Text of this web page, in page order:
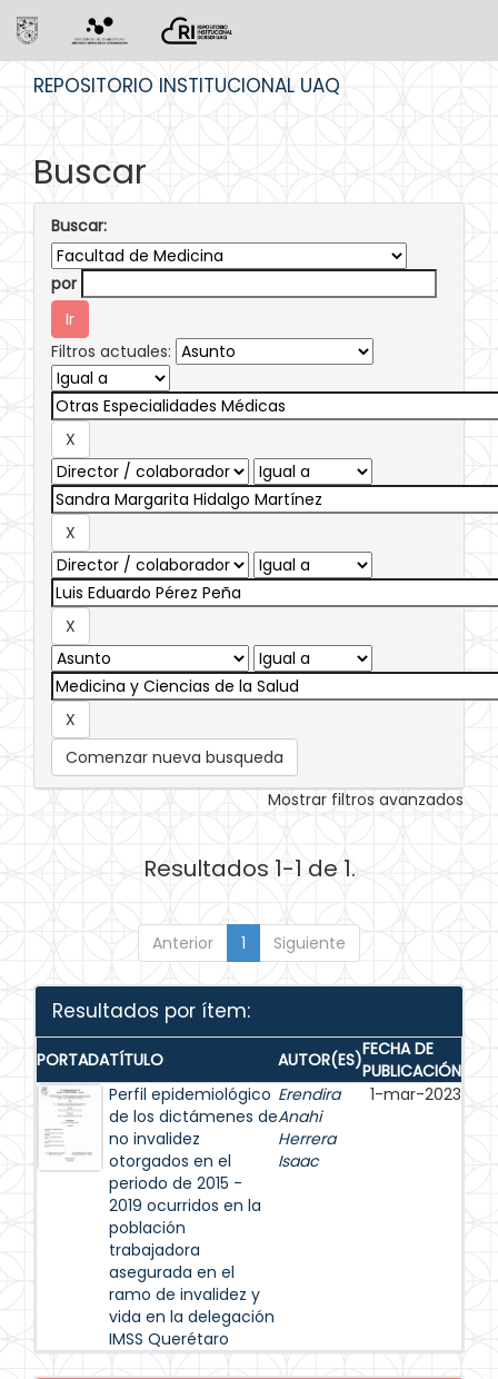
REPOSITORIO INSTITUCIONAL UAQ
Buscar
Buscar:
por
Filtros actuales:
Comenzar nueva busqueda
Mostrar filtros avanzados
Resultados 1-1 de 1.
Anterior 1 Siguiente
Resultados por ítem:
PORTADATÍTULO AUTOR(ES)FECHA DE
PUBLICACIÓN
Perfil epidemiológico
de los dictámenes de
no invalidez
otorgados en el
periodo de 2015 -
2019 ocurridos en la
población
trabajadora
asegurada en el
ramo de invalidez y
vida en la delegación
IMSS Querétaro
Erendira
Anahi
Herrera
Isaac
1-mar-2023